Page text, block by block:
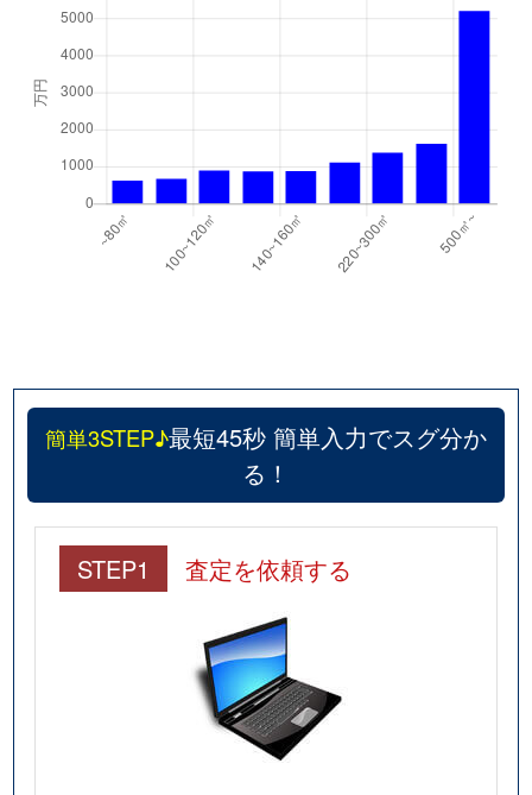
簡単3STEP♪最短45秒 簡単入力でスグ分か
る！
STEP1 査定を依頼する